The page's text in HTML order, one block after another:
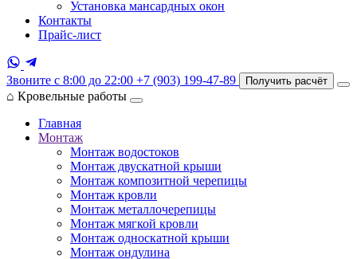
Установка мансардных окон
Контакты
Прайс-лист
Звоните с 8:00 до 22:00 +7 (903) 199-47-89 Получить расчёт
⌂ Кровельные работы
Главная
Монтаж
Монтаж водостоков
Монтаж двускатной крыши
Монтаж композитной черепицы
Монтаж кровли
Монтаж металлочерепицы
Монтаж мягкой кровли
Монтаж односкатной крыши
Монтаж ондулина